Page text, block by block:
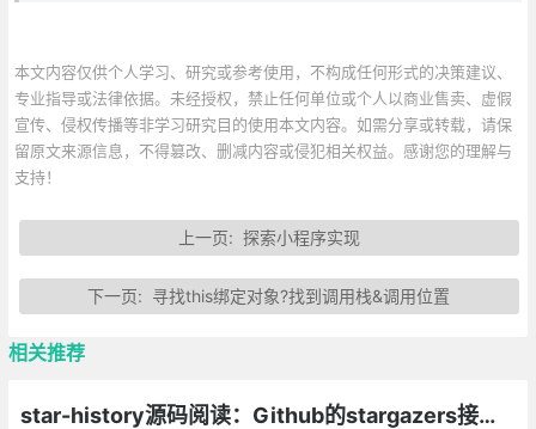
本文内容仅供个人学习、研究或参考使用，不构成任何形式的决策建议、
专业指导或法律依据。未经授权，禁止任何单位或个人以商业售卖、虚假
宣传、侵权传播等非学习研究目的使用本文内容。如需分享或转载，请保
留原文来源信息，不得篡改、删减内容或侵犯相关权益。感谢您的理解与
支持！
上一页: 探索小程序实现
下一页: 寻找this绑定对象?找到调用栈&调用位置
相关推荐
star-history源码阅读：Github的stargazers接口与分页机制